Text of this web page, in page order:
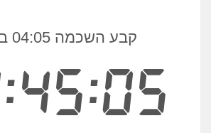
קבע השכמה 04:05 בבוקר